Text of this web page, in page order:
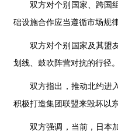
双方对个别国家、跨国
础设施合作应当遵循市场规
双方对个别国家及其盟
划线、鼓吹阵营对抗的行径
双方指出，推动北约进
积极打造集团联盟来毁坏以
双方强调，当前，日本